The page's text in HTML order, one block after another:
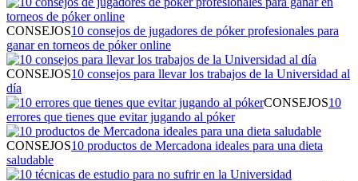
CONSEJOS10 consejos de jugadores de póker profesionales para
ganar en torneos de póker online
CONSEJOS10 consejos para llevar los trabajos de la Universidad al
día
CONSEJOS10
errores que tienes que evitar jugando al póker
CONSEJOS10 productos de Mercadona ideales para una dieta
saludable